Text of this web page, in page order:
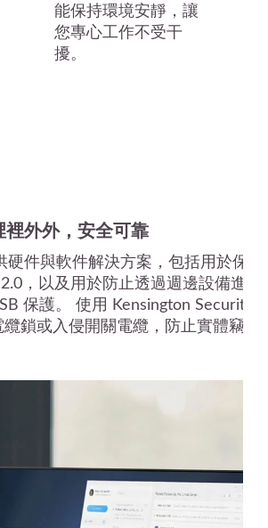
能保持環境安靜，讓
您專心工作不受干
擾。
裡外外，安全可靠
硬件與軟件解決方案，包括用於保護
，以及用於防止透過週邊設備進行
保護。 使用 Kensington Security
鎖或入侵開關電纜，防止實體竊盜